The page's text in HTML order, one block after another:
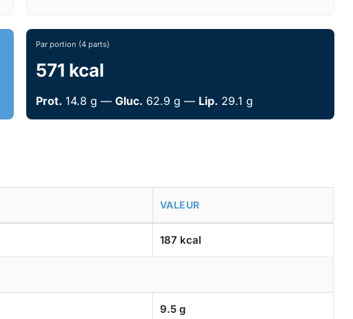
Par portion (4 parts)
571 kcal
Prot. 14.8 g —Gluc. 62.9 g — Lip. 29.1 g
VALEUR
187 kcal
9.5 g